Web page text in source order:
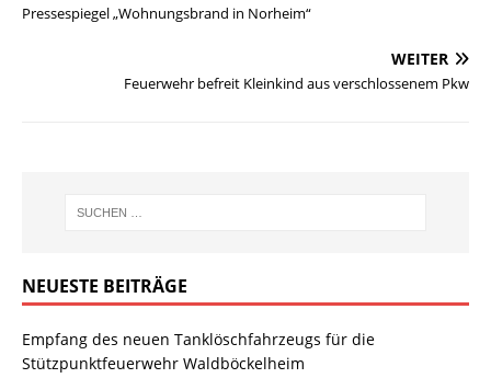
Pressespiegel „Wohnungsbrand in Norheim“
WEITER
Feuerwehr befreit Kleinkind aus verschlossenem Pkw
NEUESTE BEITRÄGE
Empfang des neuen Tanklöschfahrzeugs für die
Stützpunktfeuerwehr Waldböckelheim